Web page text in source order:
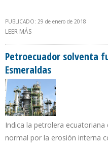
PUBLICADO: 29 de enero de 2018
LEER MÁS
Petroecuador solventa
Esmeraldas
Indica la petrolera
normal por la erosión interna